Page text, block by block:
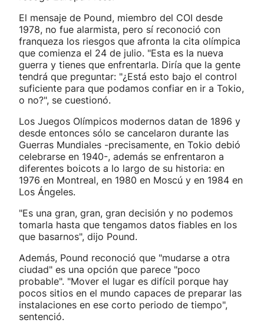
El mensaje de Pound, miembro del COI desde
1978, no fue alarmista, pero sí reconoció con
franqueza los riesgos que afronta la cita olímpica
que comienza el 24 de julio. "Esta es la nueva
guerra y tienes que enfrentarla. Diría que la gente
tendrá que preguntar: "¿Está esto bajo el control
suficiente para que podamos confiar en ir a Tokio,
o no?", se cuestionó.
Los Juegos Olímpicos modernos datan de 1896 y
desde entonces sólo se cancelaron durante las
Guerras Mundiales -precisamente, en Tokio debió
celebrarse en 1940-, además se enfrentaron a
diferentes boicots a lo largo de su historia: en
1976 en Montreal, en 1980 en Moscú y en 1984 en
Los Ángeles.
"Es una gran, gran, gran decisión y no podemos
tomarla hasta que tengamos datos fiables en los
que basarnos", dijo Pound.
Además, Pound reconoció que "mudarse a otra
ciudad" es una opción que parece "poco
probable". "Mover el lugar es difícil porque hay
pocos sitios en el mundo capaces de preparar las
instalaciones en ese corto periodo de tiempo",
sentenció.